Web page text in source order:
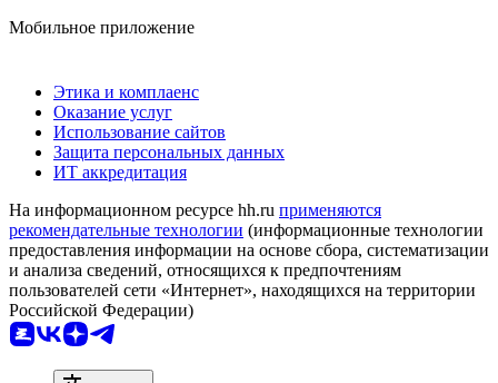
Мобильное приложение
Этика и комплаенс
Оказание услуг
Использование сайтов
Защита персональных данных
ИТ аккредитация
На информационном ресурсе hh.ru применяются
рекомендательные технологии (информационные технологии
предоставления информации на основе сбора, систематизации
и анализа сведений, относящихся к предпочтениям
пользователей сети «Интернет», находящихся на территории
Российской Федерации)